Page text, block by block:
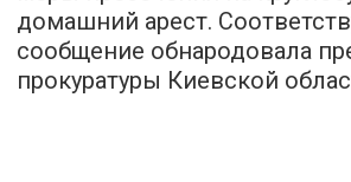
домашний арест.
сообщение обнародовала
прокуратуры Киевской